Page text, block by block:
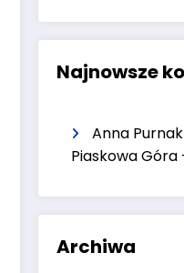
Najnowsze
Anna Purnak
Piaskowa Góra
Archiwa